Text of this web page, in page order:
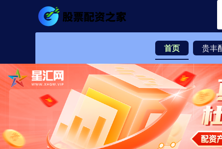
首页 贵丰